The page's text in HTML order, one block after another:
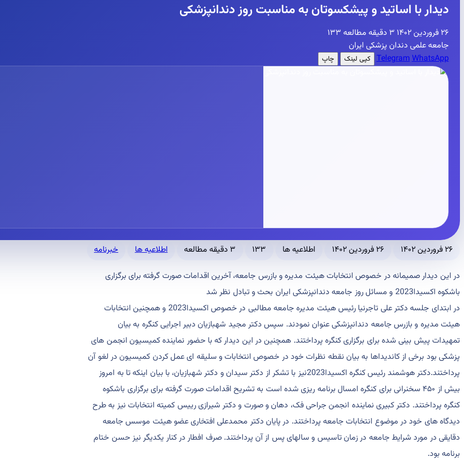
دیدار با اساتید و پیشکسوتان به مناسبت روز دندانپزشکی
۲۶ فروردین ۱۴۰۲ ۳ دقیقه مطالعه
۱۳۳
جامعه علمی دندان پزشکی ایران
TelegramWhatsApp کپی لینک چاپ
۲۶ فروردین ۱۴۰۲ ۲۶ فروردین ۱۴۰۲ اطلاعیه ها ۱۳۳ ۳ دقیقه مطالعه اطلاعیه ها خبرنامه
در این دیدار صمیمانه در خصوص انتخابات هیئت مدیره و بازرس جامعه، آخرین اقدامات صورت گرفته برای برگزاری
باشکوه اکسیدا2023 و مسائل روز جامعه دندانپزشکی ایران بحث و تبادل نظر شد
در ابتدای جلسه دکتر علی تاجرنیا رئیس هیئت مدیره جامعه مطالبی در خصوص اکسیدا2023 و همچنین انتخابات
هیئت مدیره و بازرس جامعه دندانپزشکی عنوان نمودند. سپس دکتر مجید شهبازیان دبیر اجرایی کنگره به بیان
تمهیدات پیش بینی شده برای برگزاری کنگره پرداختند. همچنین در این دیدار که با حضور نماینده کمیسیون انجمن های
پزشکی بود برخی از کاندیداها به بیان نقطه نظرات خود در خصوص انتخابات و سلیقه ای عمل کردن کمیسیون در لغو آن
پرداختند.دکتر هوشمند رئیس کنگره اکسیدا2023نیز با تشکر از دکتر سیدان و دکتر شهبازیان، با بیان اینکه تا به امروز
بیش از ۴۵۰ سخنرانی برای کنگره امسال برنامه ریزی شده است به تشریح اقدامات صورت گرفته برای برگزاری باشکوه
کنگره پرداختند. دکتر کبیری نماینده انجمن جراحی فک، دهان و صورت و دکتر شیرازی رییس کمیته انتخابات نیز به طرح
دیدگاه های خود در موضوع انتخابات جامعه پرداختند. در پایان دکتر محمدعلی افتخاری عضو هیئت موسس جامعه
دقایقی در مورد شرایط جامعه در زمان تاسیس و سالهای پس از آن پرداختند. صرف افطار در کنار یکدیگر نیز حسن ختام
برنامه بود.